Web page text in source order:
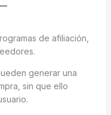
de afiliación,
generar una
sin que ello